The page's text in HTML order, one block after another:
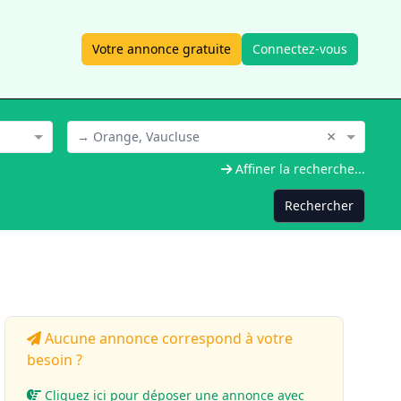
Votre annonce gratuite Connectez-vous
→ Orange, Vaucluse ×
Affiner la recherche...
Rechercher
Aucune annonce correspond à votre
besoin ?
Cliquez ici pour déposer une annonce avec